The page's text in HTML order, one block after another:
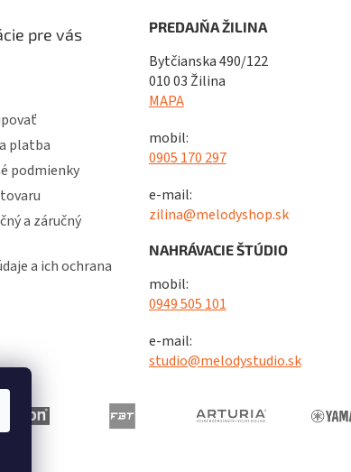
pre vás
platba
podmienky
a záručný
a ich ochrana
PREDAJŇA ŽILINA
Bytčianska 490/122
010 03 Žilina
MAPA
mobil:
0905 170 297
e-mail:
zilina@melodyshop.sk
NAHRÁVACIE ŠTÚDIO
mobil:
0949 505 101
e-mail:
studio@melodystudio.sk